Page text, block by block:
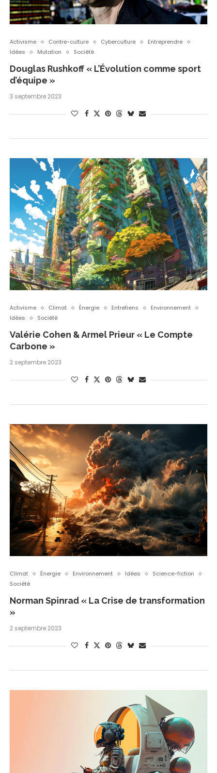
Activisme Contre-culture Cyberculture
Entreprendre
Idées
Mutation Société
Douglas Rushkoff « L’Évolution comme sport
d’équipe »
3 septembre 2023
Activisme Climat Énergie Entretiens
Environnement
Idées
Société
Valérie Cohen & Armel Prieur « Le Compte
Carbone »
2 septembre 2023
Climat Énergie Environnement Idées
Science-fiction
Société
Norman Spinrad « La Crise de transformation
»
2 septembre 2023